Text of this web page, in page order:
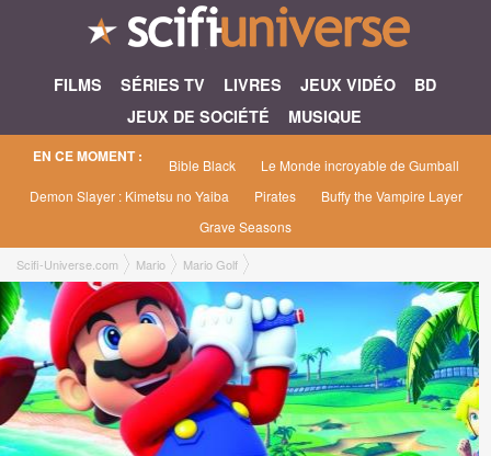
FILMS SÉRIES TV LIVRES JEUX VIDÉO
BD
JEUX DE SOCIÉTÉ
MUSIQUE
EN CE MOMENT : Bible Black
Le Monde incroyable de Gumball
Demon Slayer : Kimetsu no Yaiba
Pirates
Buffy the Vampire Layer
Grave Seasons
Scifi-Universe.com Mario Mario Golf